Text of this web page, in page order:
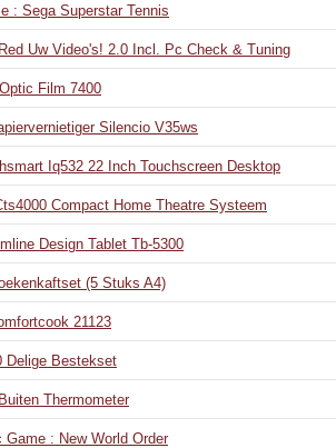
: Sega Superstar Tennis
Uw Video's! 2.0 Incl. Pc Check & Tuning
Film 7400
Silencio V35ws
Iq532 22 Inch Touchscreen Desktop
Compact Home Theatre Systeem
Design Tablet Tb-5300
(5 Stuks A4)
21123
Delige Bestekset
Thermometer
Game : New World Order